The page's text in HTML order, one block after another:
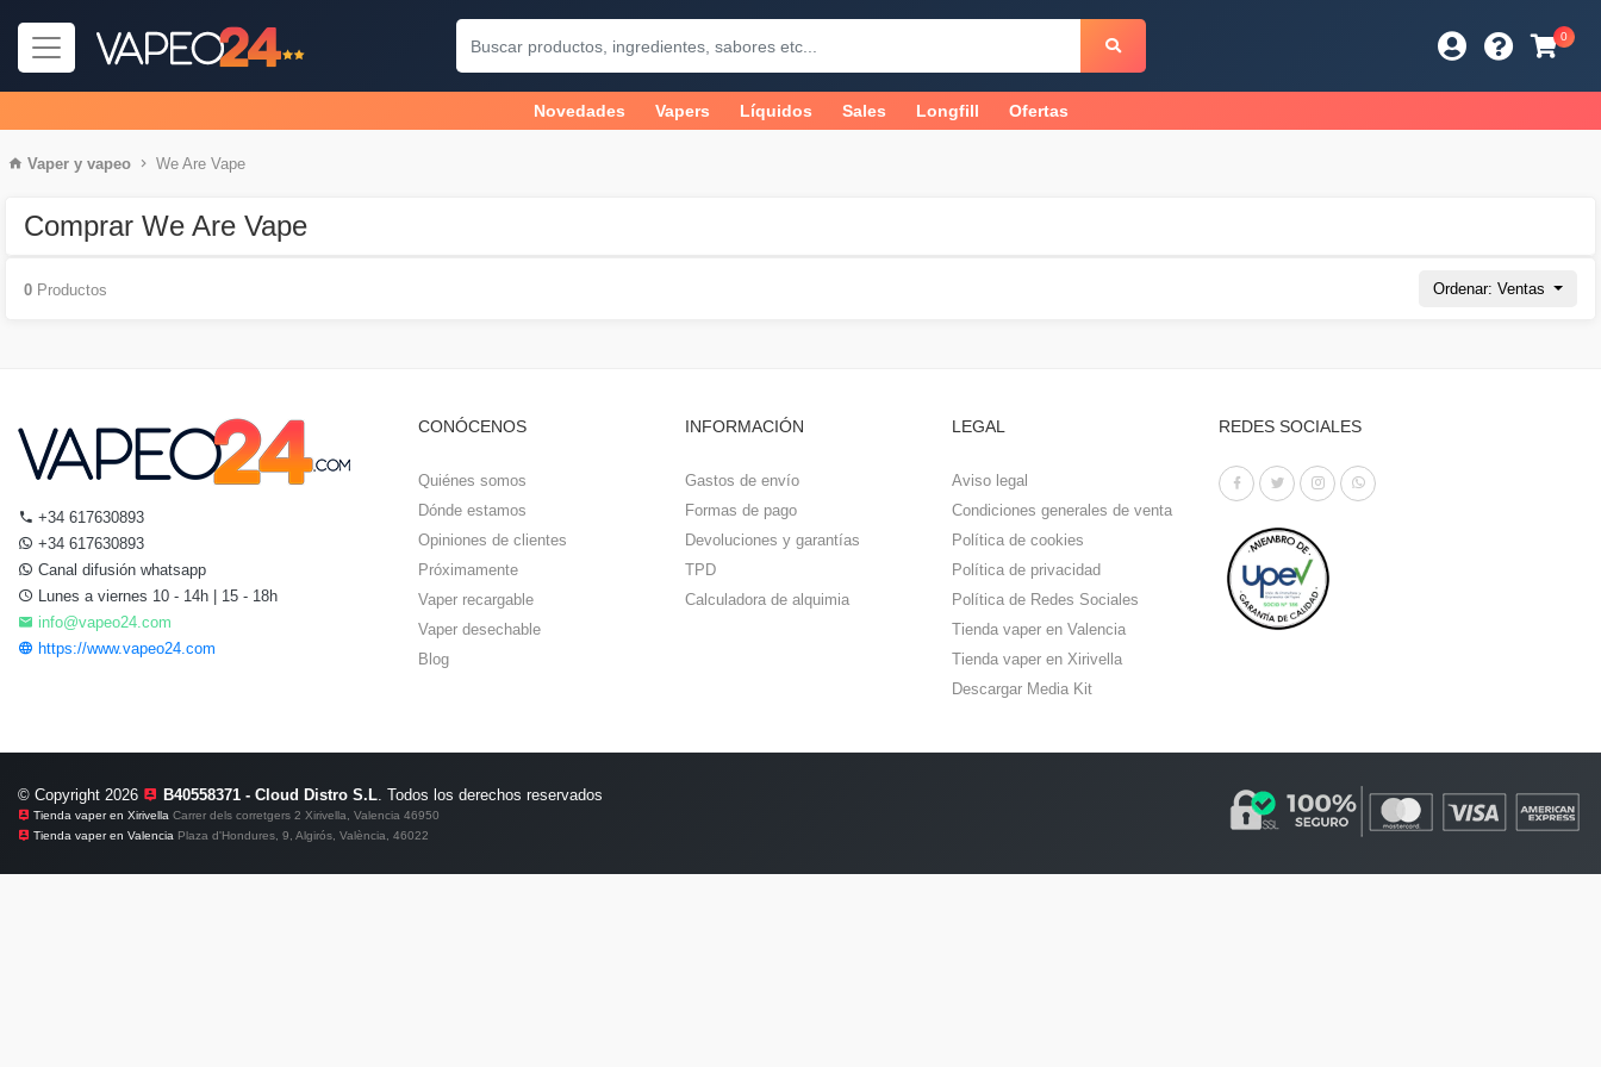
0
Novedades Vapers Líquidos Sales Longfill Ofertas
Vaper y vapeo We Are Vape
Comprar We Are Vape
Ordenar: Ventas
0 Productos
+34 617630893
+34 617630893
Canal difusión whatsapp
Lunes a viernes 10 - 14h | 15 - 18h
info@vapeo24.com
https://www.vapeo24.com
CONÓCENOS
Quiénes somos
Dónde estamos
Opiniones de clientes
Próximamente
Vaper recargable
Vaper desechable
Blog
INFORMACIÓN
Gastos de envío
Formas de pago
Devoluciones y garantías
TPD
Calculadora de alquimia
LEGAL
Aviso legal
Condiciones generales de venta
Política de cookies
Política de privacidad
Política de Redes Sociales
Tienda vaper en Valencia
Tienda vaper en Xirivella
Descargar Media Kit
REDES SOCIALES
© Copyright 2026 B40558371 - Cloud Distro S.L. Todos los derechos reservados
Tienda vaper en Xirivella Carrer dels corretgers 2 Xirivella, Valencia 46950
Tienda vaper en Valencia Plaza d'Hondures, 9, Algirós, València, 46022